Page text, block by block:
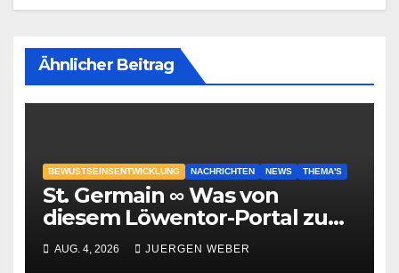
Ähnlicher Beitrag
BEWUSTSEINSENTWICKLUNG NACHRICHTEN NEWS THEMA'S
St. Germain ∞ Was von
diesem Löwentor-Portal zu
erwarten ist
AUG. 4, 2026 JUERGEN WEBER